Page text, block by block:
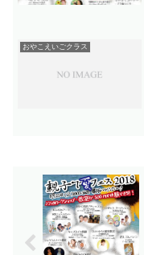
おやこえいごクラス